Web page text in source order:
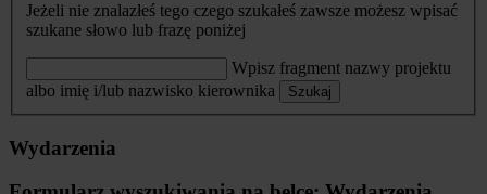
Jeżeli nie znalazłeś tego czego szukałeś zawsze możesz wpisać
szukane słowo lub frazę poniżej
Wpisz fragment nazwy projektu
albo imię i/lub nazwisko kierownika
Szukaj
Wydarzenia